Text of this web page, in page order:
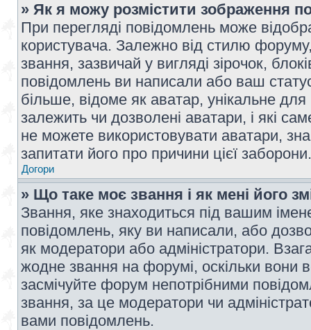
» Як я можу розмістити зображення
При перегляді повідомлень може
користувача. Залежно від стилю
звання, зазвичай у вигляді зірочок,
повідомлень ви написали або ваш
більше, відоме як аватар, унікальне
залежить чи дозволені аватари, і які
не можете використовувати аватари,
запитати його про причини цієї заборони.
Догори
» Що таке моє звання і як мені його
Звання, яке знаходиться під вашим
повідомлень, яку ви написали, або
як модератори або адміністратори.
жодне звання на форумі, оскільки вони
засмічуйте форум непотрібними
звання, за це модератори чи
вами повідомлень.